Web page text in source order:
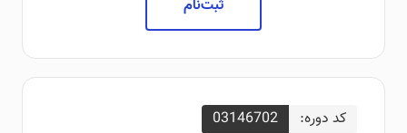
ثبت‌نام
کد دوره: 03146702